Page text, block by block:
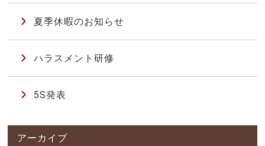
夏季休暇のお知らせ
ハラスメント研修
5S発表